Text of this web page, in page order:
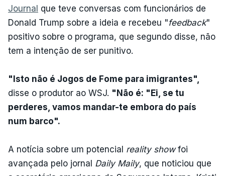
Journal que teve conversas com funcionários de
Donald Trump sobre a ideia e recebeu "feedback"
positivo sobre o programa, que segundo disse, não
tem a intenção de ser punitivo.
"Isto não é Jogos de Fome para imigrantes",
disse o produtor ao WSJ. "Não é: "Ei, se tu
perderes, vamos mandar-te embora do país
num barco".
A notícia sobre um potencial reality showfoi
avançada pelo jornal Daily Maily, que noticiou que